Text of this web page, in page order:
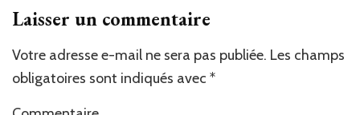
Laisser un commentaire
Votre adresse e-mail ne sera pas publiée. Les champs
obligatoires sont indiqués avec *